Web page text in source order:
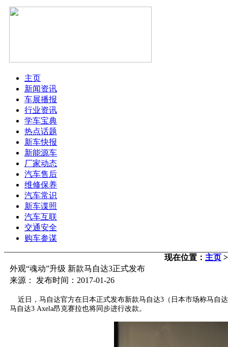
主页
新闻资讯
车展播报
行业资讯
学车宝典
热点话题
新车快报
新能源车
厂家动态
汽车售后
维修保养
汽车常识
新车谍照
汽车互联
交通安全
购车参谋
现在位置： 主页
外观“魂动”升级 新款马自达3正式发布
来源： 发布时间：2017-01-26
近日，马自达官方在日本正式发布新款马自达3（日本市场称马自
马自达3 Axela昂克赛拉也将同步进行改款。